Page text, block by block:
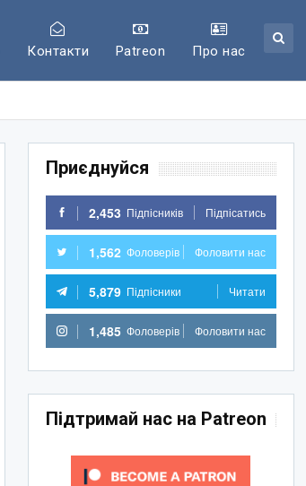
Контакти Patreon Про нас
Приєднуйся
2,453 Підпісників Підпісатись
1,562 Фоловерів Фоловити нас
5,879 Підпісники Читати
1,485 Фоловерів Фоловити нас
Підтримай нас на Patreon